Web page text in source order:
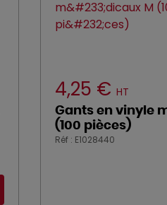
4,25 € HT
Gants en vinyle
(100 pièces)
Réf : E1028440